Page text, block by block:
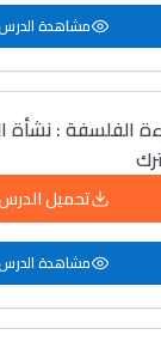
مشاهدة
الفلسفة : نشأة
تحميل
مشاهدة